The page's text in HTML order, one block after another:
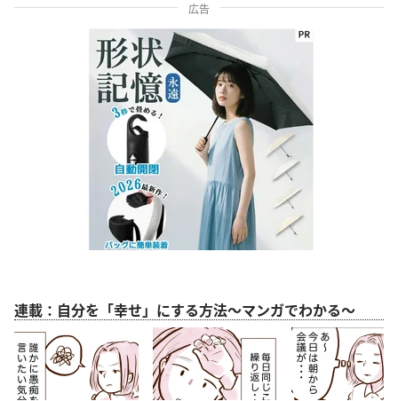
広告
連載：自分を「幸せ」にする方法～マンガでわかる～